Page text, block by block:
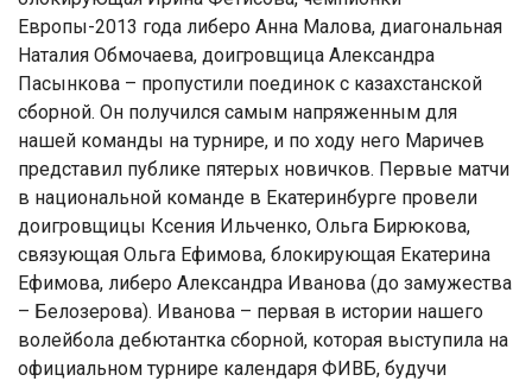
Европы-2013 года либеро Анна Малова, диагональная
Наталия Обмочаева, доигровщица Александра
Пасынкова – пропустили поединок с казахстанской
сборной. Он получился самым напряженным для
нашей команды на турнире, и по ходу него Маричев
представил публике пятерых новичков. Первые матчи
в национальной команде в Екатеринбурге провели
доигровщицы Ксения Ильченко, Ольга Бирюкова,
связующая Ольга Ефимова, блокирующая Екатерина
Ефимова, либеро Александра Иванова (до замужества
– Белозерова). Иванова – первая в истории нашего
волейбола дебютантка сборной, которая выступила на
официальном турнире календаря ФИВБ, будучи